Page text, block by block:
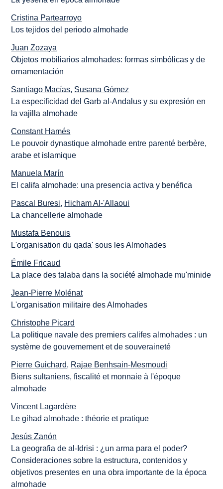
Cristina Partearroyo
Los tejidos del periodo almohade
Juan Zozaya
Objetos mobiliarios almohades: formas simbólicas y de
ornamentación
Santiago Macías, Susana Gómez
La especificidad del Garb al-Andalus y su expresión en
la vajilla almohade
Constant Hamés
Le pouvoir dynastique almohade entre parenté berbère,
arabe et islamique
Manuela Marín
El califa almohade: una presencia activa y benéfica
Pascal Buresi, Hicham Al-'Allaoui
La chancellerie almohade
Mustafa Benouis
L'organisation du qada' sous les Almohades
Émile Fricaud
La place des talaba dans la société almohade mu'minide
Jean-Pierre Molénat
L'organisation militaire des Almohades
Christophe Picard
La politique navale des premiers califes almohades : un
système de gouvemement et de souveraineté
Pierre Guichard, Rajae Benhsain-Mesmoudi
Biens sultaniens, fiscalité et monnaie à l'époque
almohade
Vincent Lagardère
Le gihad almohade : théorie et pratique
Jesús Zanón
La geografia de al-Idrisi : ¿un arma para el poder?
Consideraciones sobre la estructura, contenidos y
objetivos presentes en una obra importante de la época
almohade